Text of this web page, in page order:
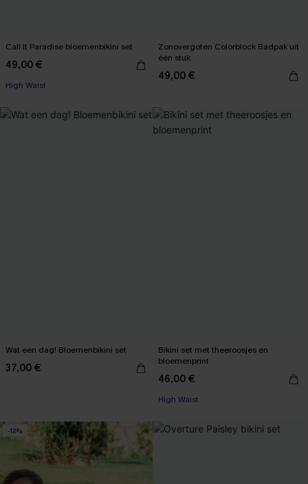
Call It Paradise bloemenbikini set
49,00 €
High Waist
Zonovergoten Colorblock Badpak uit
één stuk
49,00 €
Wat een dag! Bloemenbikini set
37,00 €
Bikini set met theeroosjes en
bloemenprint
46,00 €
High Waist
-12%